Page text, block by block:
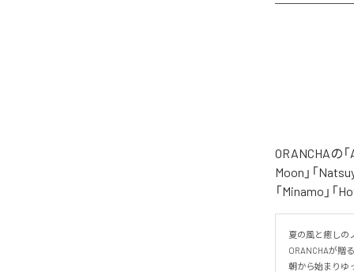
ORANCHAの
Moon」「
「Minamo」「
夏の風と癒しの
ORANCHAが贈
朝から始まりゆ